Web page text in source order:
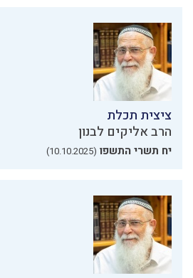
ציצית תכלת
הרב אליקים לבנון
יח תשרי התשפו (10.10.2025)